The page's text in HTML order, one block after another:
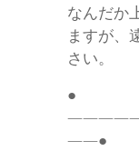
なんだか
ますが、
さい。
●
——●